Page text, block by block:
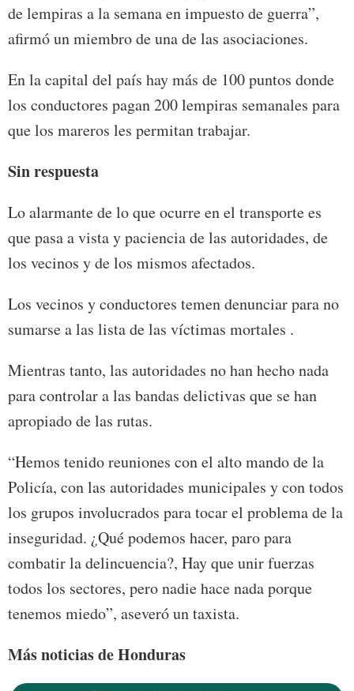
de lempiras a la semana en impuesto de guerra”,
afirmó un miembro de una de las asociaciones.
En la capital del país hay más de 100 puntos donde
los conductores pagan 200 lempiras semanales para
que los mareros les permitan trabajar.
Sin respuesta
Lo alarmante de lo que ocurre en el transporte es
que pasa a vista y paciencia de las autoridades, de
los vecinos y de los mismos afectados.
Los vecinos y conductores temen denunciar para no
sumarse a las lista de las víctimas mortales .
Mientras tanto, las autoridades no han hecho nada
para controlar a las bandas delictivas que se han
apropiado de las rutas.
“Hemos tenido reuniones con el alto mando de la
Policía, con las autoridades municipales y con todos
los grupos involucrados para tocar el problema de la
inseguridad. ¿Qué podemos hacer, paro para
combatir la delincuencia?, Hay que unir fuerzas
todos los sectores, pero nadie hace nada porque
tenemos miedo”, aseveró un taxista.
Más noticias de Honduras